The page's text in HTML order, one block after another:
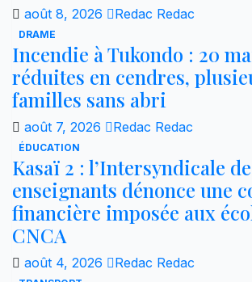
août 8, 2026 Redac Redac
DRAME
Incendie à Tukondo : 20
réduites en cendres,
familles sans abri
août 7, 2026 Redac Redac
ÉDUCATION
Kasaï 2 : l’Intersyndicale
enseignants dénonce une
financière imposée aux
CNCA
août 4, 2026 Redac Redac